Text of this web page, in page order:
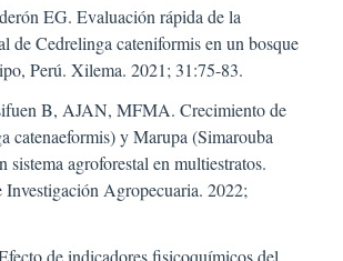
EG. Evaluación rápida de la
de Cedrelinga cateniformis en un bosque
Perú. Xilema. 2021; 31:75-83.
B, AJAN, MFMA. Crecimiento de
catenaeformis) y Marupa (Simarouba
sistema agroforestal en multiestratos.
Investigación Agropecuaria. 2022;
de indicadores fisicoquímicos del